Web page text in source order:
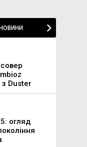
з Duster
огляд